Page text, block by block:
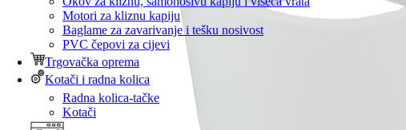
Motori za kliznu kapiju
Baglame za zavarivanje i tešku nosivost
PVC čepovi za cijevi
Trgovačka oprema
Kotači i radna kolica
Radna kolica-tačke
Kotači